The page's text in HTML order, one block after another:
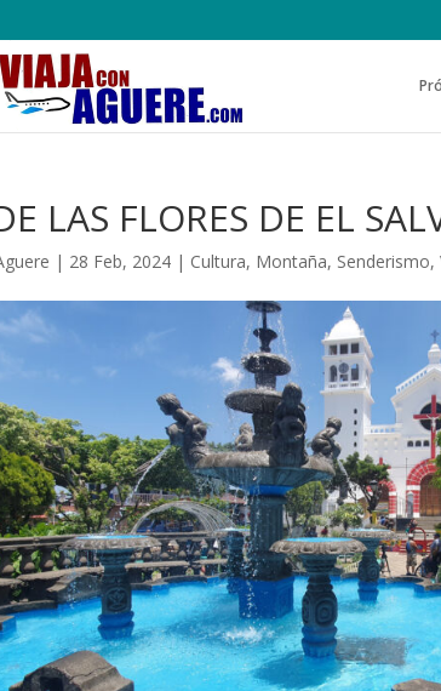
LAS FLORES DE EL
| 28 Feb, 2024 | Cultura, Montaña, Senderismo,